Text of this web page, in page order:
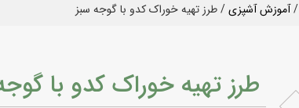
/آموزش آشپزی/ طرز تهیه خوراک کدو با گوجه سبز
طرز تهیه خوراک کدو با